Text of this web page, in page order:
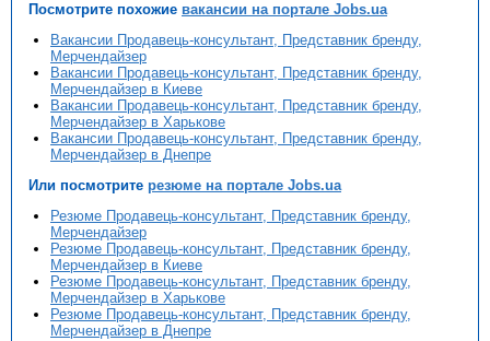
Посмотрите похожие вакансии на портале Jobs.ua
Вакансии Продавець-консультант, Представник бренду,
Мерчендайзер
Вакансии Продавець-консультант, Представник бренду,
Мерчендайзер в Киеве
Вакансии Продавець-консультант, Представник бренду,
Мерчендайзер в Харькове
Вакансии Продавець-консультант, Представник бренду,
Мерчендайзер в Днепре
Или посмотрите резюме на портале Jobs.ua
Резюме Продавець-консультант, Представник бренду,
Мерчендайзер
Резюме Продавець-консультант, Представник бренду,
Мерчендайзер в Киеве
Резюме Продавець-консультант, Представник бренду,
Мерчендайзер в Харькове
Резюме Продавець-консультант, Представник бренду,
Мерчендайзер в Днепре